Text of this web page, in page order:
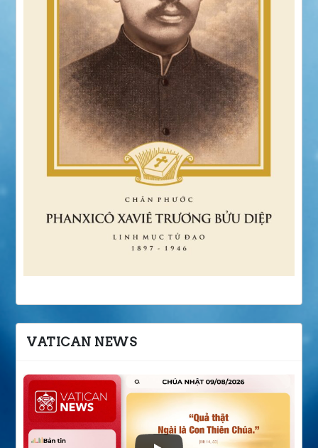
VATICAN NEWS